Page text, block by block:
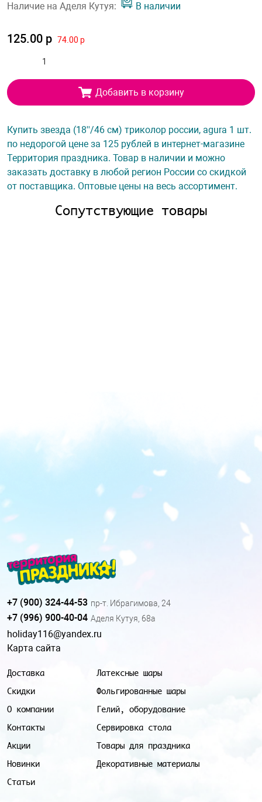
Наличие на Аделя Кутуя:
В наличии
125.00 р 74.00 р
Добавить в корзину
Купить звезда (18''/46 см) триколор россии, agura 1 шт.
по недорогой цене за 125 рублей в интернет-магазине
Территория праздника. Товар в наличии и можно
заказать доставку в любой регион России со скидкой
от поставщика. Оптовые цены на весь ассортимент.
Сопутствующие товары
Доставка
Скидки
О компании
Контакты
Акции
Новинки
Статьи
Латексные шары
Фольгированные шары
Гелий, оборудование
Сервировка стола
Товары для праздника
Декоративные материалы
+7 (900) 324-44-53 пр-т. Ибрагимова, 24
+7 (996) 900-40-04 Аделя Кутуя, 68а
holiday116@yandex.ru
Карта сайта